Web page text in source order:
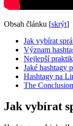
Obsah článku [skrýt]
Jak vybírat
Význam
Nejlepší
Jaké hashtagy
Hashtagy na
The Conclusion
Jak vybírat